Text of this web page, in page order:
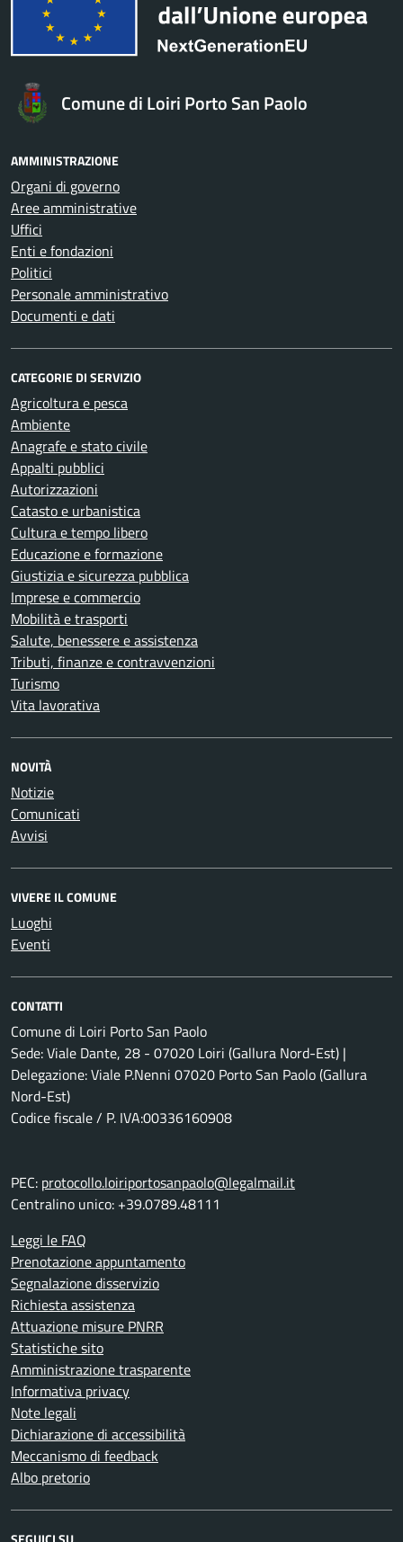
Comune di Loiri Porto San Paolo
AMMINISTRAZIONE
Organi di governo
Aree amministrative
Uffici
Enti e fondazioni
Politici
Personale amministrativo
Documenti e dati
CATEGORIE DI SERVIZIO
Agricoltura e pesca
Ambiente
Anagrafe e stato civile
Appalti pubblici
Autorizzazioni
Catasto e urbanistica
Cultura e tempo libero
Educazione e formazione
Giustizia e sicurezza pubblica
Imprese e commercio
Mobilità e trasporti
Salute, benessere e assistenza
Tributi, finanze e contravvenzioni
Turismo
Vita lavorativa
NOVITÀ
Notizie
Comunicati
Avvisi
VIVERE IL COMUNE
Luoghi
Eventi
CONTATTI
Comune di Loiri Porto San Paolo
Sede: Viale Dante, 28 - 07020 Loiri (Gallura Nord-Est) |
Delegazione: Viale P.Nenni 07020 Porto San Paolo (Gallura
Nord-Est)
Codice fiscale / P. IVA:00336160908
PEC: protocollo.loiriportosanpaolo@legalmail.it
Centralino unico: +39.0789.48111
Leggi le FAQ
Prenotazione appuntamento
Segnalazione disservizio
Richiesta assistenza
Attuazione misure PNRR
Statistiche sito
Amministrazione trasparente
Informativa privacy
Note legali
Dichiarazione di accessibilità
Meccanismo di feedback
Albo pretorio